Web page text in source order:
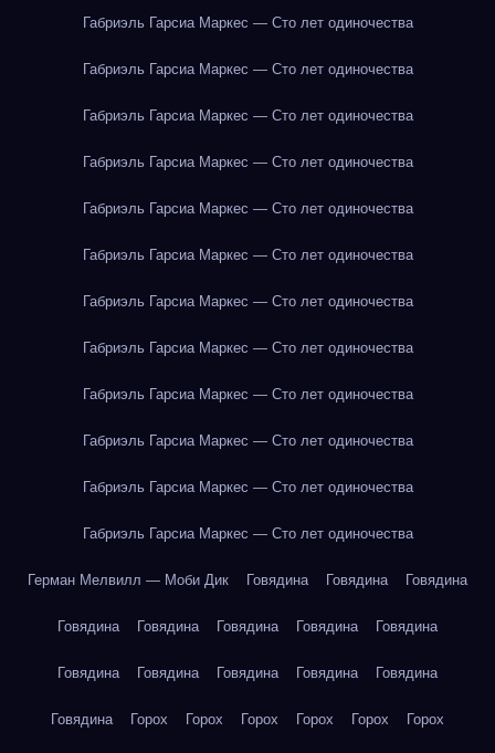
Габриэль Гарсиа Маркес — Сто лет одиночества
Габриэль Гарсиа Маркес — Сто лет одиночества
Габриэль Гарсиа Маркес — Сто лет одиночества
Габриэль Гарсиа Маркес — Сто лет одиночества
Габриэль Гарсиа Маркес — Сто лет одиночества
Габриэль Гарсиа Маркес — Сто лет одиночества
Габриэль Гарсиа Маркес — Сто лет одиночества
Габриэль Гарсиа Маркес — Сто лет одиночества
Габриэль Гарсиа Маркес — Сто лет одиночества
Габриэль Гарсиа Маркес — Сто лет одиночества
Габриэль Гарсиа Маркес — Сто лет одиночества
Габриэль Гарсиа Маркес — Сто лет одиночества
Герман Мелвилл — Моби Дик Говядина Говядина Говядина
Говядина Говядина Говядина Говядина Говядина
Говядина Говядина Говядина Говядина Говядина
Говядина Горох Горох Горох Горох Горох Горох